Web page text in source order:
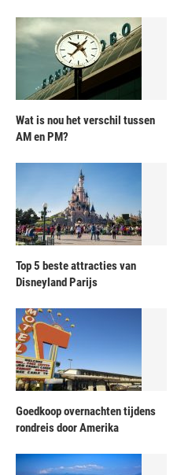
Wat is nou het verschil tussen
AM en PM?
Top 5 beste attracties van
Disneyland Parijs
Goedkoop overnachten tijdens
rondreis door Amerika